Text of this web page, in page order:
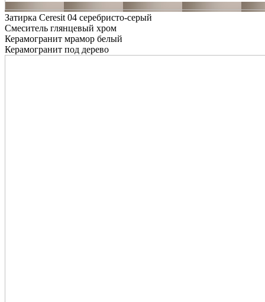
Затирка Ceresit 04 серебристо-серый
Смеситель глянцевый хром
Керамогранит мрамор белый
Керамогранит под дерево